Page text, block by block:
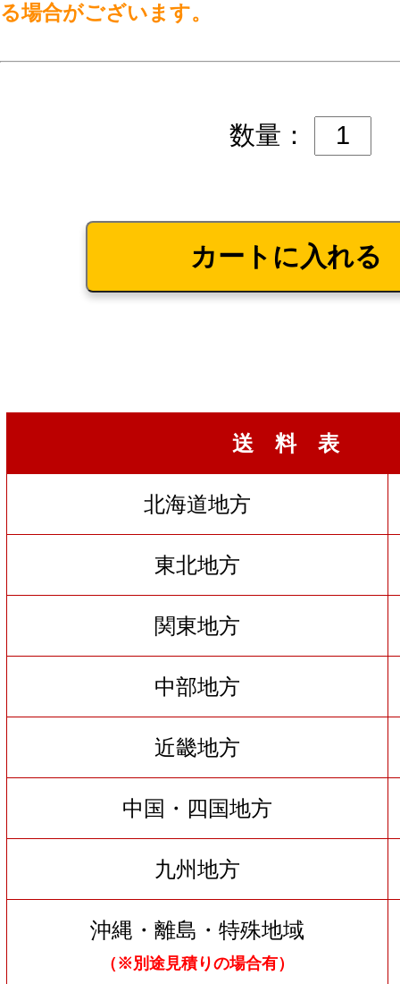
る場合がございます。
数量：
送 料 表
北海道地方
東北地方
関東地方
中部地方
近畿地方
中国・四国地方
九州地方
沖縄・離島・特殊地域
（※別途見積りの場合有）